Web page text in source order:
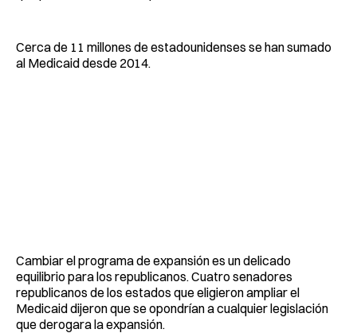
Cerca de 11 millones de estadounidenses se han sumado
al Medicaid desde 2014.
Cambiar el programa de expansión es un delicado
equilibrio para los republicanos. Cuatro senadores
republicanos de los estados que eligieron ampliar el
Medicaid dijeron que se opondrían a cualquier legislación
que derogara la expansión.